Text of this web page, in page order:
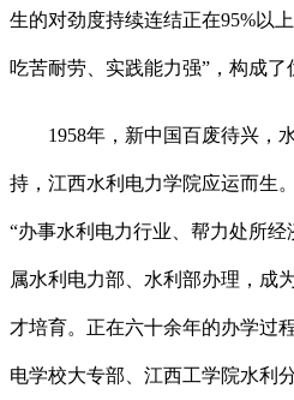
生的对劲度持续连结正在95%以
吃苦耐劳、实践能力强”，构成了
1958年，新中国百废待兴，
持，江西水利电力学院应运而生
“办事水利电力行业、帮力处所
属水利电力部、水利部办理，成
才培育。正在六十余年的办学过
电学校大专部、江西工学院水利